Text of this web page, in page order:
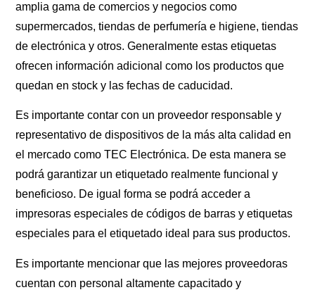
amplia gama de comercios y negocios como
supermercados, tiendas de perfumería e higiene, tiendas
de electrónica y otros. Generalmente estas etiquetas
ofrecen información adicional como los productos que
quedan en stock y las fechas de caducidad.
Es importante contar con un proveedor responsable y
representativo de dispositivos de la más alta calidad en
el mercado como TEC Electrónica. De esta manera se
podrá garantizar un etiquetado realmente funcional y
beneficioso. De igual forma se podrá acceder a
impresoras especiales de códigos de barras y etiquetas
especiales para el etiquetado ideal para sus productos.
Es importante mencionar que las mejores proveedoras
cuentan con personal altamente capacitado y